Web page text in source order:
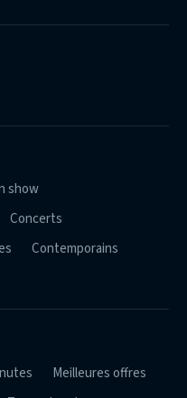
show
Concerts
Contemporains
Meilleures offres